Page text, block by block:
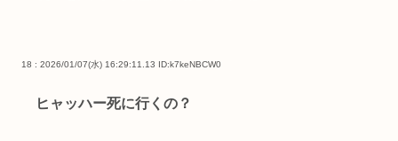
18 : 2026/01/07(水) 16:29:11.13 ID:k7keNBCW0
ヒャッハー死に行くの？